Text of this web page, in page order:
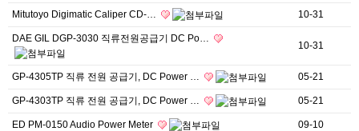
Mitutoyo Digimatic Caliper CD-… 10-31
DAE GIL DGP-3030 직류전원공급기 DC Po…
10-31
GP-4305TP 직류 전원 공급기, DC Power … 05-21
GP-4303TP 직류 전원 공급기, DC Power … 05-21
ED PM-0150 Audio Power Meter 09-10